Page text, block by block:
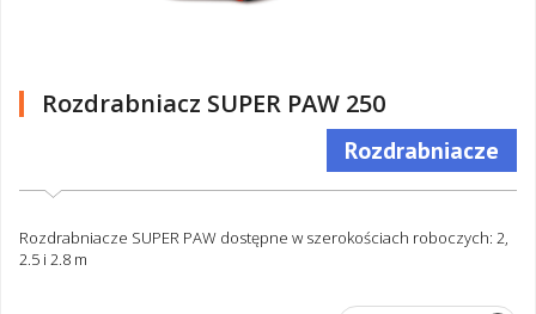
Rozdrabniacz SUPER PAW 250
Rozdrabniacze
Rozdrabniacze SUPER PAW dostępne w szerokościach roboczych: 2,
2.5 i 2.8 m